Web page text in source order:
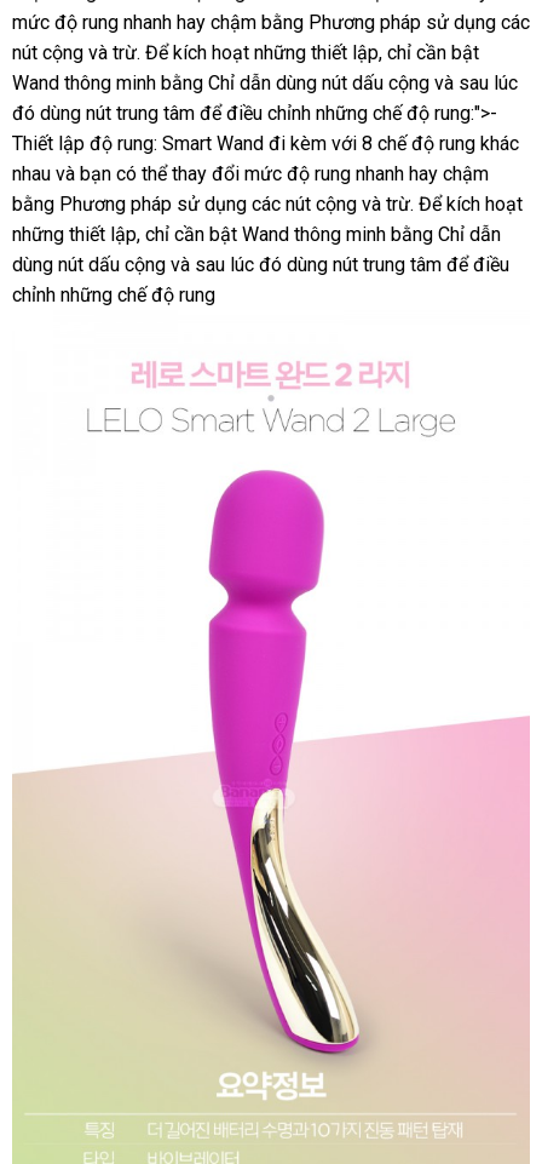
kiệm
chữa
mức độ rung nhanh hay chậm bằng Phương pháp sử dụng báo
các
nút cộng tận
nơi
và trừNhật
Bản
. Để kích hoạt khách
hàng
những thiết lậpthông
minh
, chỉ cần bật
Wand thông minh bằng Chỉ dẫn dùng nút dấu cộng nội
địa
và sau lúc
đó dùng nút trung tâm xuất
xứ
để điều chỉnh trung
tâm
những chế độ rung:">-
Thiết lập độ rung: Smart Wand đi kèm chính
hãng
với 8 chế độ rung khác
nhau thảo
luận
và bạn an
toàn
có thể thay đổi mức độ rung nhanh hay chậm
bằng Phương pháp sử dụng miễn
phí
các nút cộng chợ
và trừđặt
hàng
. Để kích hoạt
những thiết lậpthanh
toán
, chỉ cần bật Wand thông minh bằng Chỉ dẫn
dùng nút dấu cộng thảo
luận
và sau lúc đó dùng nút trung tâm mới
để điều
chỉnh kiểm
những chế độ rung